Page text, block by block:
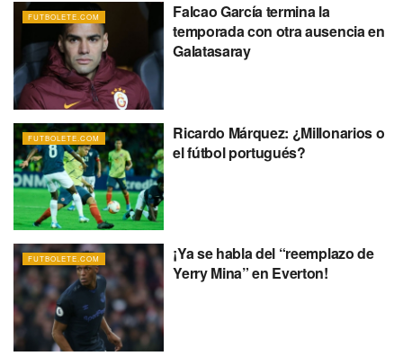
FUTBOLETE.COM
Falcao García termina la
temporada con otra ausencia en
Galatasaray
FUTBOLETE.COM
Ricardo Márquez: ¿Millonarios o
el fútbol portugués?
FUTBOLETE.COM
¡Ya se habla del “reemplazo de
Yerry Mina” en Everton!